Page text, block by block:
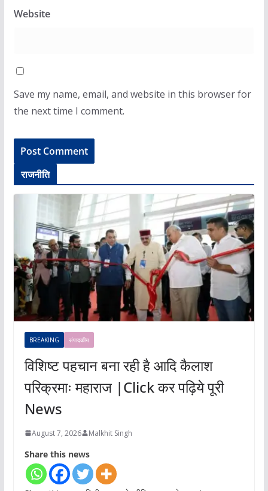
Website
Save my name, email, and website in this browser for
the next time I comment.
राजनीति
BREAKING संपादकीय
विशिष्ट पहचान बना रही है आदि कैलाश
परिक्रमाः महाराज |Click कर पढ़िये पूरी
News
August 7, 2026 Malkhit Singh
Share this news